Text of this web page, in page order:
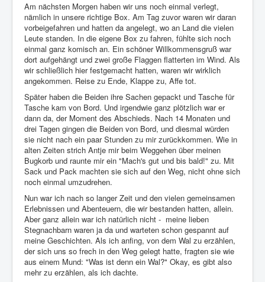
Am nächsten Morgen haben wir uns noch einmal verlegt,
nämlich in unsere richtige Box. Am Tag zuvor waren wir daran
vorbeigefahren und hatten da angelegt, wo an Land die vielen
Leute standen. In die eigene Box zu fahren, fühlte sich noch
einmal ganz komisch an. Ein schöner Willkommensgruß war
dort aufgehängt und zwei große Flaggen flatterten im Wind. Als
wir schließlich hier festgemacht hatten, waren wir wirklich
angekommen. Reise zu Ende, Klappe zu, Affe tot.
Später haben die Beiden ihre Sachen gepackt und Tasche für
Tasche kam von Bord. Und irgendwie ganz plötzlich war er
dann da, der Moment des Abschieds. Nach 14 Monaten und
drei Tagen gingen die Beiden von Bord, und diesmal würden
sie nicht nach ein paar Stunden zu mir zurückkommen. Wie in
alten Zeiten strich Antje mir beim Weggehen über meinen
Bugkorb und raunte mir ein "Mach's gut und bis bald!" zu. Mit
Sack und Pack machten sie sich auf den Weg, nicht ohne sich
noch einmal umzudrehen.
Nun war ich nach so langer Zeit und den vielen gemeinsamen
Erlebnissen und Abenteuern, die wir bestanden hatten, allein.
Aber ganz allein war ich natürlich nicht - meine lieben
Stegnachbarn waren ja da und warteten schon gespannt auf
meine Geschichten. Als ich anfing, von dem Wal zu erzählen,
der sich uns so frech in den Weg gelegt hatte, fragten sie wie
aus einem Mund: "Was ist denn ein Wal?" Okay, es gibt also
mehr zu erzählen, als ich dachte.